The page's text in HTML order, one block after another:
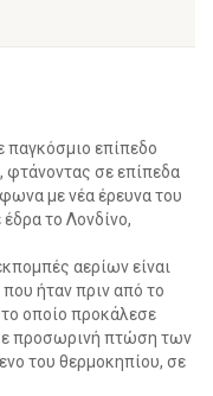
παγκόσμιο επίπεδο
φτάνοντας σε επίπεδα
με νέα έρευνα του
το Λονδίνο,
αερίων είναι
ήταν πριν από το
οποίο προκάλεσε
προσωρινή πτώση των
του θερμοκηπίου, σε